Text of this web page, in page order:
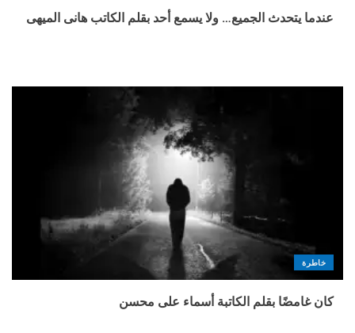
عندما يتحدث الجميع… ولا يسمع أحد بقلم الكاتب هانى الميهى
خاطرة
كان غامضًا بقلم الكاتبة أسماء على محسن